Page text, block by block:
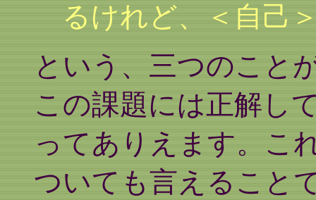
るけれど、＜自己
という、三つのこと
この課題には正解し
ってありえます。こ
ついても言えること